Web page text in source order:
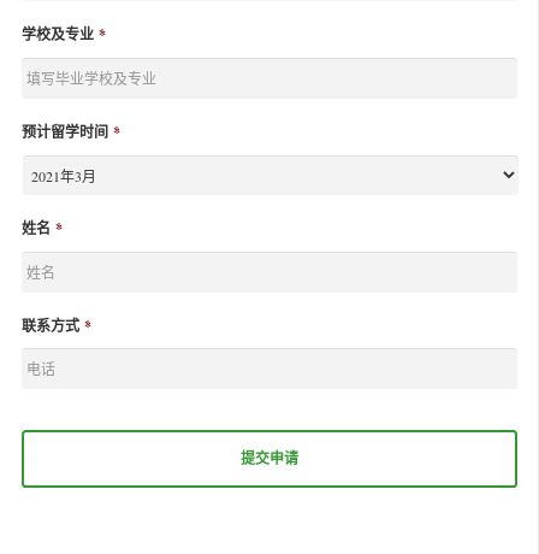
学校及专业 *
预计留学时间 *
姓名 *
联系方式 *